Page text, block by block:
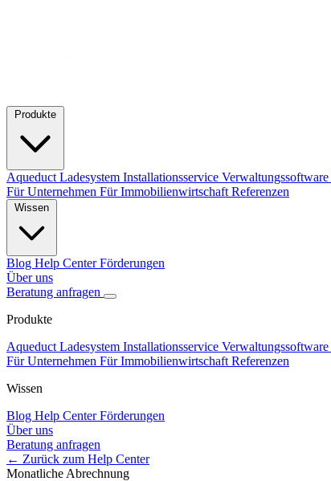
Aqueduct Ladesystem Installationsservice Verwaltungssoftware
Für Unternehmen Für Immobilienwirtschaft Referenzen
Blog Help CenterFörderungen
Über uns
Beratung anfragen
Produkte
Aqueduct Ladesystem Installationsservice Verwaltungssoftware
Für Unternehmen Für Immobilienwirtschaft Referenzen
Wissen
Blog Help CenterFörderungen
Über uns
Beratung anfragen
← Zurück zum Help Center
Monatliche Abrechnung